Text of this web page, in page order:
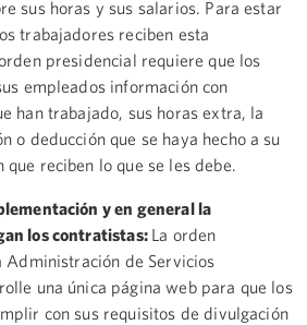
sus horas y sus salarios. Para estar
trabajadores reciben esta
presidencial requiere que los
empleados información con
han trabajado, sus horas extra, la
o deducción que se haya hecho a su
reciben lo que se les debe.
y en general la
los contratistas: La orden
de Servicios
una única página web para que los
con sus requisitos de divulgación